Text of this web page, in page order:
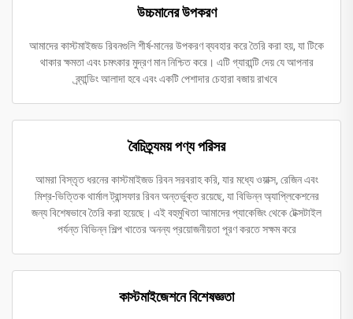
উচ্চমানের উপকরণ
আমাদের কাস্টমাইজড রিবনগুলি শীর্ষ-মানের উপকরণ ব্যবহার করে তৈরি করা হয়, যা টিকে
থাকার ক্ষমতা এবং চমৎকার মুদ্রণ মান নিশ্চিত করে। এটি গ্যারান্টি দেয় যে আপনার
ব্র্যান্ডিং আলাদা হবে এবং একটি পেশাদার চেহারা বজায় রাখবে
বৈচিত্র্যময় পণ্য পরিসর
আমরা বিস্তৃত ধরনের কাস্টমাইজড রিবন সরবরাহ করি, যার মধ্যে ওয়াক্স, রেজিন এবং
মিশ্র-ভিত্তিক থার্মাল ট্রান্সফার রিবন অন্তর্ভুক্ত রয়েছে, যা বিভিন্ন অ্যাপ্লিকেশনের
জন্য বিশেষভাবে তৈরি করা হয়েছে। এই বহুমুখিতা আমাদের প্যাকেজিং থেকে টেক্সটাইল
পর্যন্ত বিভিন্ন শিল্প খাতের অনন্য প্রয়োজনীয়তা পূরণ করতে সক্ষম করে
কাস্টমাইজেশনে বিশেষজ্ঞতা